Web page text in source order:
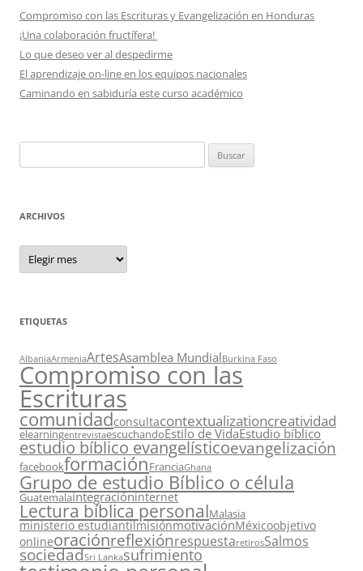
Compromiso con las Escrituras y Evangelización en Honduras
¡Una colaboración fructífera!
Lo que deseo ver al despedirme
El aprendizaje on-line en los equipos nacionales
Caminando en sabiduría este curso académico
ARCHIVOS
Archivos
ETIQUETAS
AlbaniaArmeniaArtesAsamblea MundialBurkina Faso
Compromiso con las
Escrituras
comunidadconsultacontextualizationcreatividad
elearningentrevistaescuchandoEstilo de VidaEstudio bíblico
estudio bíblico evangelísticoevangelización
facebookformaciónFranciaGhana
Grupo de estudio Bíblico o célula
Guatemalaintegracióninternet
Lectura bíblica personalMalasia
ministerio estudiantilmisiónmotivaciónMéxicoobjetivo
onlineoraciónreflexiónrespuestaretirosSalmos
sociedadSri Lankasufrimiento